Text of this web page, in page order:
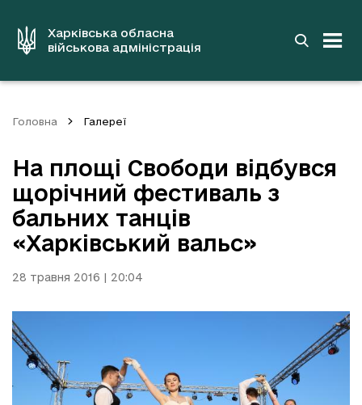
вмістуХарківська обласна
військова адміністрація
Головна Галереї
На площі Свободи відбувся
щорічний фестиваль з
бальних танців
«Харківський вальс»
28 травня 2016 | 20:04